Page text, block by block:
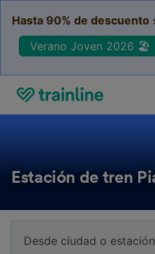
Hasta 90% de descuento
Verano Joven 2026 🏖️
Estación de tren